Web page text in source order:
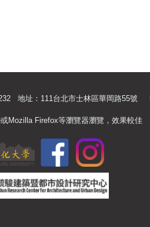
地址：111台北市士林區華岡路55號
Mozilla Firefox等瀏覽器瀏覽，效果較佳